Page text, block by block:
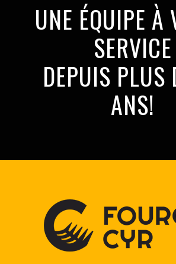
UNE ÉQUIPE À
SERVICE
DEPUIS PLUS
ANS!